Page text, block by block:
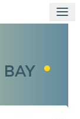
BAY